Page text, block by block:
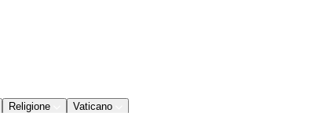
Religione Vaticano